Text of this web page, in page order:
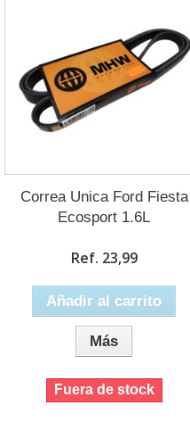
Correa Unica Ford Fiesta
Ecosport 1.6L
Ref. 23,99
Añadir al carrito
Más
Fuera de stock